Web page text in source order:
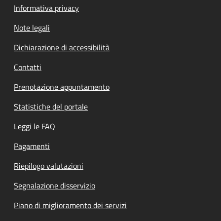
Informativa privacy
Note legali
Dichiarazione di accessibilità
Contatti
Prenotazione appuntamento
Statistiche del portale
Leggi le FAQ
Pagamenti
Riepilogo valutazioni
Segnalazione disservizio
Piano di miglioramento dei servizi